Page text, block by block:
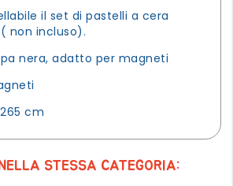
il set di pastelli a cera
non incluso).
nera, adatto per magneti
cm
STESSA CATEGORIA: